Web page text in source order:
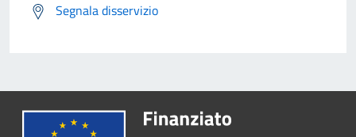
Segnala disservizio